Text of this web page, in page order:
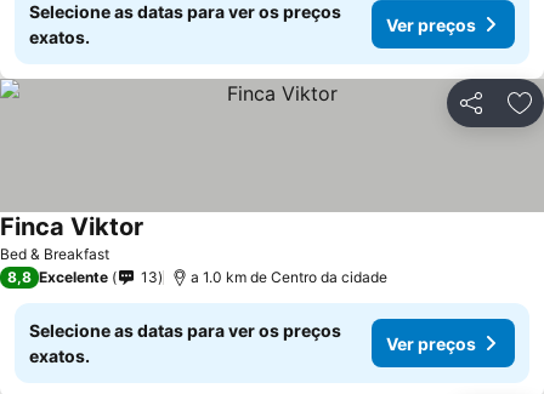
Selecione as datas para ver os preços
exatos.
Ver preços
Partilhar
Bed & Breakfast
Finca Viktor
8,8 Excelente 13 a 1.0 km de Centro da cidade
Selecione as datas para ver os preços
exatos.
Ver preços